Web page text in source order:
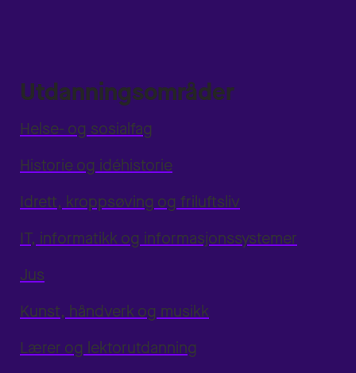
Utdanningsområder
Helse- og sosialfag
Historie og idéhistorie
Idrett, kroppsøving og friluftsliv
IT, informatikk og informasjonssystemer
Jus
Kunst, håndverk og musikk
Lærer og lektorutdanning